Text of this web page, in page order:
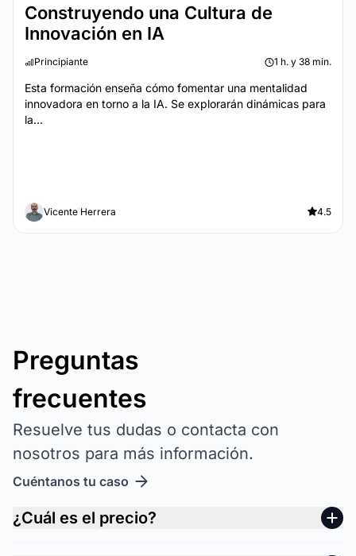
Construyendo una Cultura de
Innovación en IA
Principiante 1 h. y 38 min.
Esta formación enseña cómo fomentar una mentalidad
innovadora en torno a la IA. Se explorarán dinámicas para
la...
Vicente Herrera 4.5
Preguntas
frecuentes
Resuelve tus dudas o contacta con
nosotros para más información.
Cuéntanos tu caso
¿Cuál es el precio?